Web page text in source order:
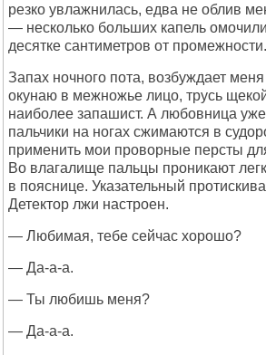
резко увлажнилась, едва не облив
— несколько больших капель
десятке сантиметров от промежности.
Запах ночного пота, возбуждает
окунаю в межножье лицо, трусь
наиболее запашист. А любовница уже
пальчики на ногах сжимаются в
применить мои проворные персты
Во влагалище пальцы проникают
в пояснице. Указательный
Детектор лжи настроен.
— Любимая, тебе сейчас хорошо?
— Да-а-а.
— Ты любишь меня?
— Да-а-а.